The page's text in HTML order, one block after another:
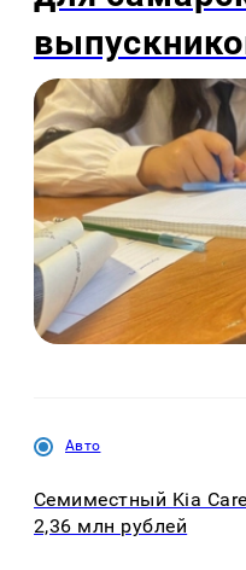
Авто
Семиместный Kia
2,36 млн рублей